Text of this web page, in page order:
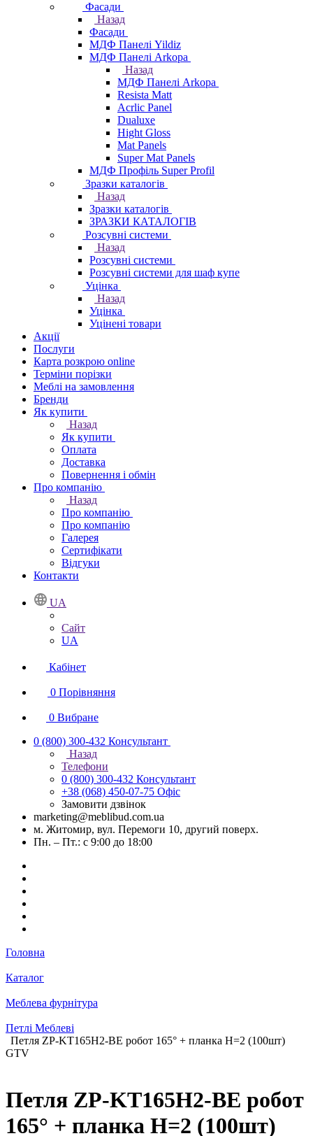
Фасади
Назад
Фасади
МДФ Панелі Yildiz
МДФ Панелі Arkopa
Назад
МДФ Панелі Arkopa
Resista Matt
Acrlic Panel
Dualuxe
Hight Gloss
Mat Panels
Super Mat Panels
МДФ Профіль Super Profil
Зразки каталогів
Назад
Зразки каталогів
ЗРАЗКИ КАТАЛОГІВ
Розсувні системи
Назад
Розсувні системи
Розсувні системи для шаф купе
Уцінка
Назад
Уцінка
Уцінені товари
Акції
Послуги
Карта розкрою online
Терміни порізки
Меблі на замовлення
Бренди
Як купити
Назад
Як купити
Оплата
Доставка
Повернення і обмін
Про компанію
Назад
Про компанію
Про компанію
Галерея
Сертифікати
Відгуки
Контакти
UA
Сайт
UA
Кабінет
0 Порівняння
0 Вибране
0 (800) 300-432 Консультант
Назад
Телефони
0 (800) 300-432 Консультант
+38 (068) 450-07-75 Офіс
Замовити дзвінок
marketing@meblibud.com.ua
м. Житомир, вул. Перемоги 10, другий поверх.
Пн. – Пт.: с 9:00 до 18:00
Головна
Каталог
Меблева фурнітура
Петлі Меблеві
Петля ZP-KT165H2-BE робот 165° + планка Н=2 (100шт)
GTV
Петля ZP-KT165H2-BE робот
165° + планка Н=2 (100шт)